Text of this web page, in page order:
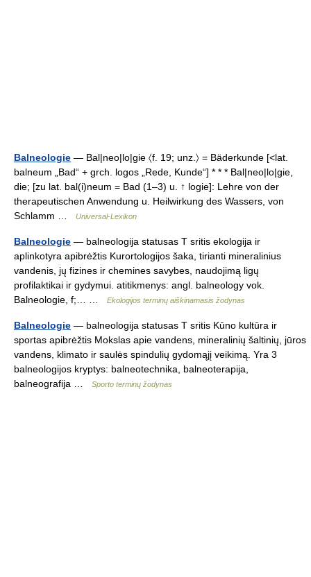
Balneologie — Bal|neo|lo|gie 〈f. 19; unz.〉 = Bäderkunde [<lat.
balneum „Bad“ + grch. logos „Rede, Kunde“] * * * Bal|neo|lo|gie,
die; [zu lat. bal(i)neum = Bad (1–3) u. ↑ logie]: Lehre von der
therapeutischen Anwendung u. Heilwirkung des Wassers, von
Schlamm …
Universal-Lexikon
Balneologie — balneologija statusas T sritis ekologija ir
aplinkotyra apibrėžtis Kurortologijos šaka, tirianti mineralinius
vandenis, jų fizines ir chemines savybes, naudojimą ligų
profilaktikai ir gydymui. atitikmenys: angl. balneology vok.
Balneologie, f;… …
Ekologijos terminų aiškinamasis žodynas
Balneologie — balneologija statusas T sritis Kūno kultūra ir
sportas apibrėžtis Mokslas apie vandens, mineralinių šaltinių, jūros
vandens, klimato ir saulės spindulių gydomąjį veikimą. Yra 3
balneologijos kryptys: balneotechnika, balneoterapija,
balneografija …
Sporto terminų žodynas